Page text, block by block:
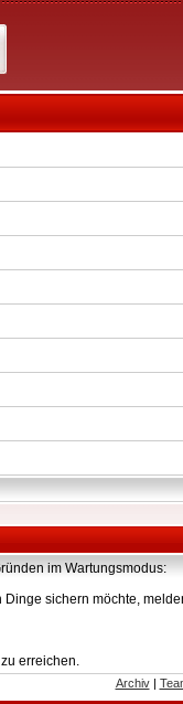
im Wartungsmodus:
sichern möchte,
erreichen.
Archiv|